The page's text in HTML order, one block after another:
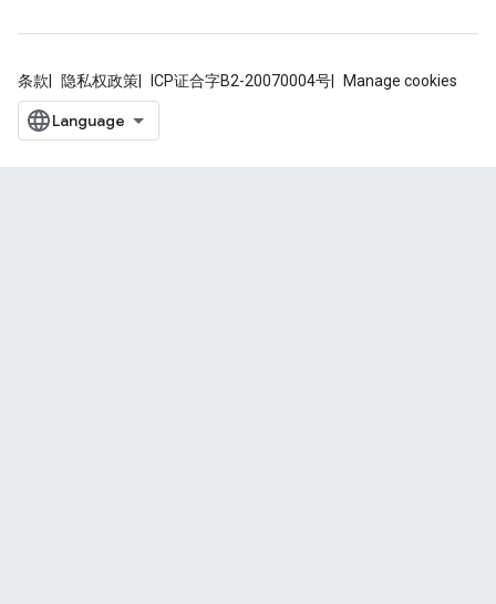
条款 隐私权政策 ICP证合字B2-20070004号 Manage cookies